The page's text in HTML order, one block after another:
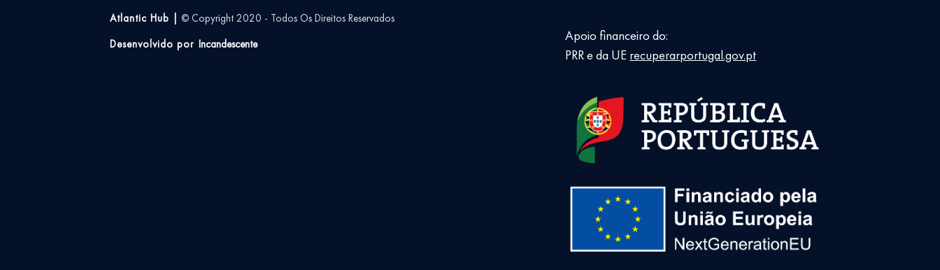
Atlantic Hub | © Copyright 2020 - Todos Os Direitos Reservados
Desenvolvido por Incandescente
Apoio financeiro do:
PRR e da UE recuperarportugal.gov.pt